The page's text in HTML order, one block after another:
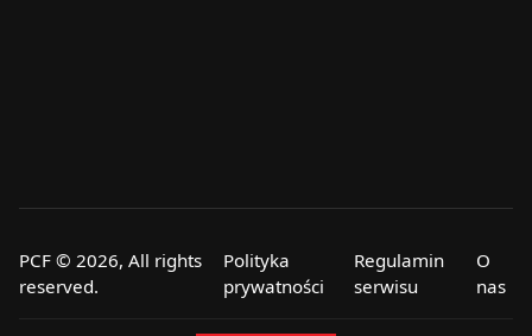
PCF © 2026, All rights
reserved.
Polityka
prywatności
Regulamin
serwisu
O
nas